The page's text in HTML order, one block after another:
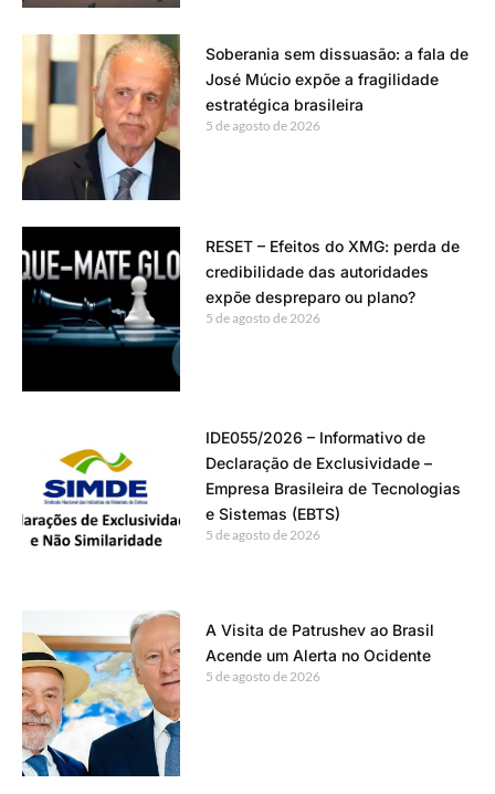
Soberania sem dissuasão: a fala de
José Múcio expõe a fragilidade
estratégica brasileira
5 de agosto de 2026
RESET – Efeitos do XMG: perda de
credibilidade das autoridades
expõe despreparo ou plano?
5 de agosto de 2026
IDE055/2026 – Informativo de
Declaração de Exclusividade –
Empresa Brasileira de Tecnologias
e Sistemas (EBTS)
5 de agosto de 2026
A Visita de Patrushev ao Brasil
Acende um Alerta no Ocidente
5 de agosto de 2026